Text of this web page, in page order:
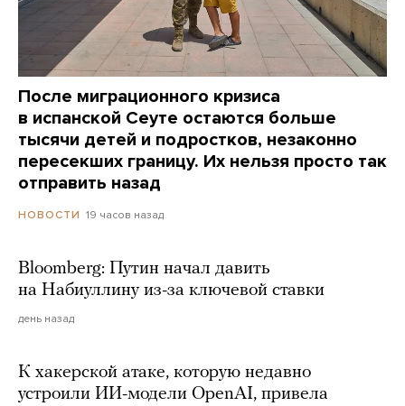
После миграционного кризиса
в испанской Сеуте остаются больше
тысячи детей и подростков, незаконно
пересекших границу. Их нельзя просто так
отправить назад
НОВОСТИ 19 часов назад
Bloomberg: Путин начал давить
на Набиуллину из-за ключевой ставки
день назад
К хакерской атаке, которую недавно
устроили ИИ-модели OpenAI, привела